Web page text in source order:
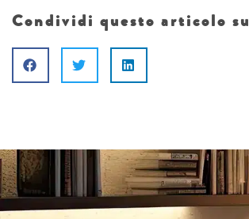
Condividi questo articolo su